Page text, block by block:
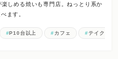
しめる焼いも専門店。ねっとり系か
ます。
P10台以上 カフェ テイクアウ